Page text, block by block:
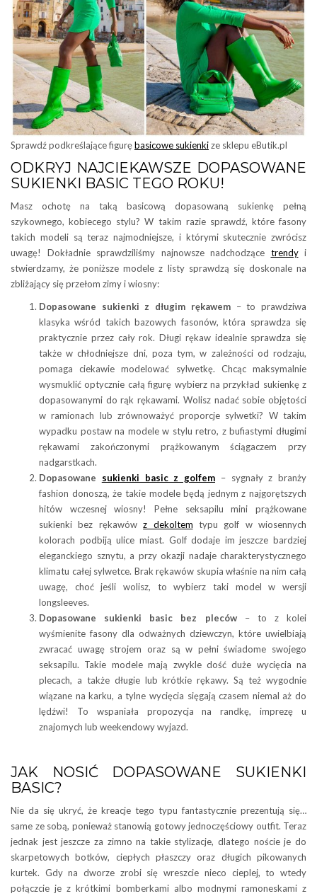
Sprawdź podkreślające figurębasicowe sukienkize sklepu eButik.pl
ODKRYJ NAJCIEKAWSZE DOPASOWANE
SUKIENKI BASIC TEGO ROKU!
Masz ochotę na taką basicową dopasowaną sukienkę pełną
szykownego, kobiecego stylu? W takim razie sprawdź, które fasony
takich modeli są teraz najmodniejsze, i którymi skutecznie zwrócisz
uwagę! Dokładnie sprawdziliśmy najnowsze nadchodzące trendyi
stwierdzamy, że poniższe modele z listy sprawdzą się doskonale na
zbliżający się przełom zimy i wiosny:
Dopasowane sukienki z długim rękawem– to prawdziwa
klasyka wśród takich bazowych fasonów, która sprawdza się
praktycznie przez cały rok. Długi rękaw idealnie sprawdza się
także w chłodniejsze dni, poza tym, w zależności od rodzaju,
pomaga ciekawie modelować sylwetkę. Chcąc maksymalnie
wysmuklić optycznie całą figurę wybierz na przykład sukienkę z
dopasowanymi do rąk rękawami. Wolisz nadać sobie objętości
w ramionach lub zrównoważyć proporcje sylwetki? W takim
wypadku postaw na modele w stylu retro, z bufiastymi długimi
rękawami zakończonymi prążkowanym ściągaczem przy
nadgarstkach.
Dopasowane sukienki basic z golfem – sygnały z branży
fashion donoszą, że takie modele będą jednym z najgorętszych
hitów wczesnej wiosny! Pełne seksapilu mini prążkowane
sukienki bez rękawówz dekoltem typu golf w wiosennych
kolorach podbiją ulice miast. Golf dodaje im jeszcze bardziej
eleganckiego sznytu, a przy okazji nadaje charakterystycznego
klimatu całej sylwetce. Brak rękawów skupia właśnie na nim całą
uwagę, choć jeśli wolisz, to wybierz taki model w wersji
longsleeves.
Dopasowane sukienki basic bez pleców – to z kolei
wyśmienite fasony dla odważnych dziewczyn, które uwielbiają
zwracać uwagę strojem oraz są w pełni świadome swojego
seksapilu. Takie modele mają zwykle dość duże wycięcia na
plecach, a także długie lub krótkie rękawy. Są też wygodnie
wiązane na karku, a tylne wycięcia sięgają czasem niemal aż do
lędźwi! To wspaniała propozycja na randkę, imprezę u
znajomych lub weekendowy wyjazd.
JAK NOSIĆ DOPASOWANE SUKIENKI
BASIC?
Nie da się ukryć, że kreacje tego typu fantastycznie prezentują się…
same ze sobą, ponieważ stanowią gotowy jednoczęściowy outfit. Teraz
jednak jest jeszcze za zimno na takie stylizacje, dlatego noście je do
skarpetowych botków, ciepłych płaszczy oraz długich pikowanych
kurtek. Gdy na dworze zrobi się wreszcie nieco cieplej, to wtedy
połączcie je z krótkimi bomberkami albo modnymi ramoneskami z